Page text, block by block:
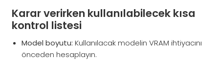
Karar verirken kullanılabilecek kısa
kontrol listesi
Model boyutu: Kullanılacak modelin VRAM ihtiyacını
önceden hesaplayın.